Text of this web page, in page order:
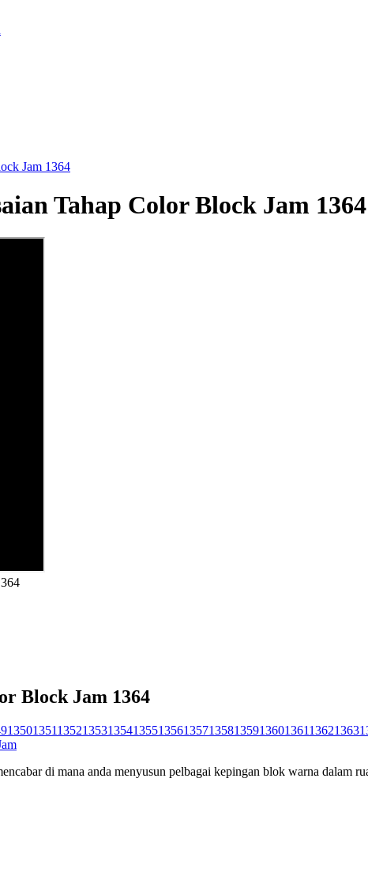
Jam 1364
Tahap Color Block Jam 1364
Block Jam 1364
13501351135213531354135513561357135813591360136113621363
di mana anda menyusun pelbagai kepingan blok warna dalam